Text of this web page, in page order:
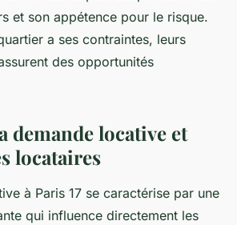
et son appétence pour le risque.
a ses contraintes, leurs
des opportunités
demande locative et
locataires
à Paris 17 se caractérise par une
qui influence directement les